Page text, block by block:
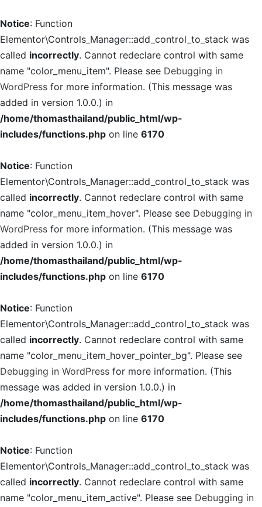
Notice: Function
Elementor\Controls_Manager::add_control_to_stack was
called incorrectly. Cannot redeclare control with same
name "color_menu_item". Please see Debugging in
WordPress for more information. (This message was
added in version 1.0.0.) in
/home/thomasthailand/public_html/wp-
includes/functions.php on line 6170
Notice: Function
Elementor\Controls_Manager::add_control_to_stack was
called incorrectly. Cannot redeclare control with same
name "color_menu_item_hover". Please see Debugging in
WordPress for more information. (This message was
added in version 1.0.0.) in
/home/thomasthailand/public_html/wp-
includes/functions.php on line 6170
Notice: Function
Elementor\Controls_Manager::add_control_to_stack was
called incorrectly. Cannot redeclare control with same
name "color_menu_item_hover_pointer_bg". Please see
Debugging in WordPress for more information. (This
message was added in version 1.0.0.) in
/home/thomasthailand/public_html/wp-
includes/functions.php on line 6170
Notice: Function
Elementor\Controls_Manager::add_control_to_stack was
called incorrectly. Cannot redeclare control with same
name "color_menu_item_active". Please see Debugging in